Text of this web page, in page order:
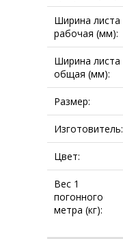
Ширина листа
рабочая (мм):
Ширина листа
общая (мм):
Размер:
Изготовитель:
Цвет:
Вес 1
погонного
метра (кг):